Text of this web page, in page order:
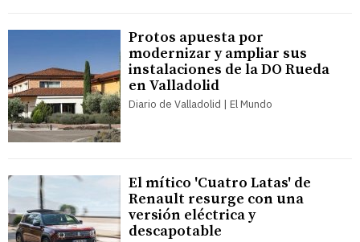
Protos apuesta por
modernizar y ampliar sus
instalaciones de la DO Rueda
en Valladolid
Diario de Valladolid | El Mundo
El mítico 'Cuatro Latas' de
Renault resurge con una
versión eléctrica y
descapotable